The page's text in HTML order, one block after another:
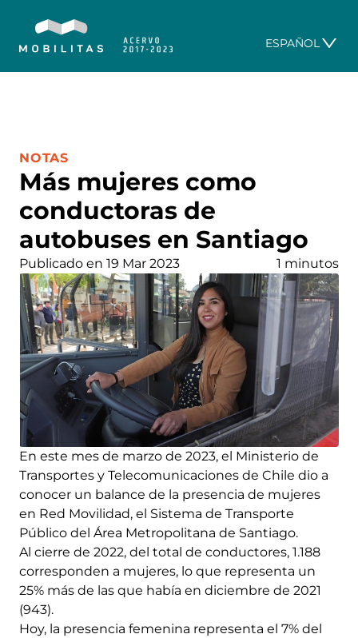
ESPAÑOL
Más mujeres como
conductoras de
autobuses en Santiago
CATEGORÍA:
NOTAS
Publicado en 19 Mar 2023 1 minutos
En este mes de marzo de 2023, el Ministerio de
Transportes y Telecomunicaciones de Chile dio a
conocer un balance de la presencia de mujeres
en Red Movilidad, el Sistema de Transporte
Público del Área Metropolitana de Santiago.
Al cierre de 2022, del total de conductores, 1.188
corresponden a mujeres, lo que representa un
25% más de las que había en diciembre de 2021
(943).
Hoy, la presencia femenina representa el 7% del